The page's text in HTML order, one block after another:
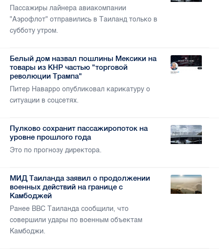
Пассажиры лайнера авиакомпании
"Аэрофлот" отправились в Таиланд только в
субботу утром.
Белый дом назвал пошлины Мексики на
товары из КНР частью "торговой
революции Трампа"
Питер Наварро опубликовал карикатуру о
ситуации в соцсетях.
Пулково сохранит пассажиропоток на
уровне прошлого года
Это по прогнозу директора.
МИД Таиланда заявил о продолжении
военных действий на границе с
Камбоджей
Ранее ВВС Таиланда сообщили, что
совершили удары по военным объектам
Камбоджи.